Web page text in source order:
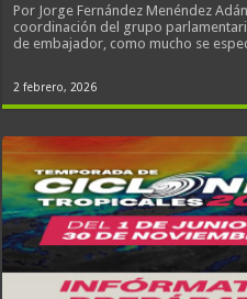
Por Jorge Fernández Menéndez
coordinación del grupo
de embajador, como mucho se
2 febrero, 2026